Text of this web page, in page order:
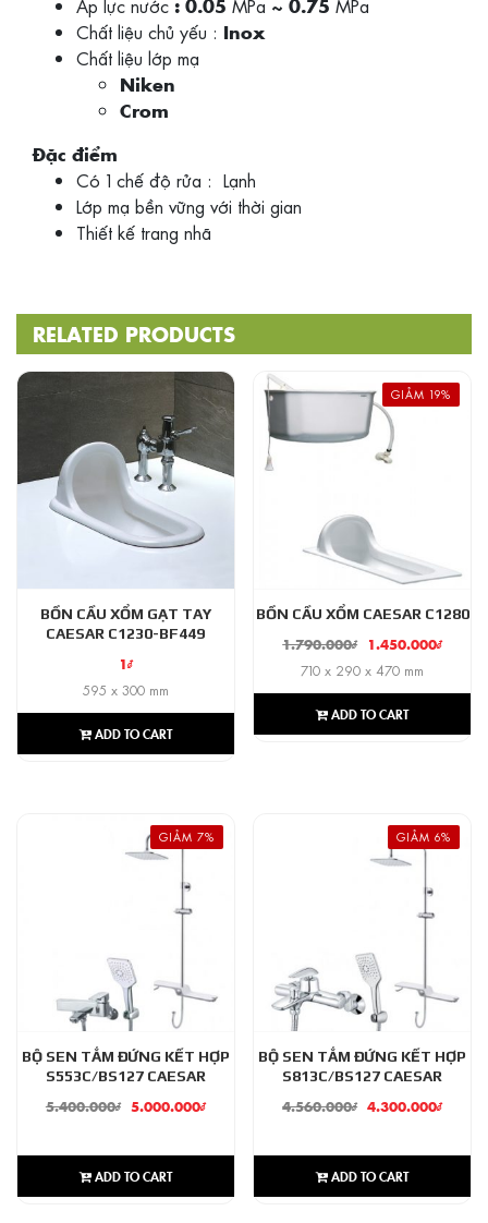
Áp lực nước : 0.05 MPa ~ 0.75 MPa
Chất liệu chủ yếu : Inox
Chất liệu lớp mạ
Niken
Crom
Đặc điểm
Có 1 chế độ rửa : Lạnh
Lớp mạ bền vững với thời gian
Thiết kế trang nhã
RELATED PRODUCTS
BỒN CẦU XỔM GẠT TAY
CAESAR C1230-BF449
1₫
595 x 300 mm
ADD TO CART
GIẢM 19%
BỒN CẦU XỔM CAESAR C1280
1.790.000₫ 1.450.000₫
710 x 290 x 470 mm
ADD TO CART
GIẢM 7%
BỘ SEN TẮM ĐỨNG KẾT HỢP
S553C/BS127 CAESAR
5.400.000₫ 5.000.000₫
ADD TO CART
GIẢM 6%
BỘ SEN TẮM ĐỨNG KẾT HỢP
S813C/BS127 CAESAR
4.560.000₫ 4.300.000₫
ADD TO CART